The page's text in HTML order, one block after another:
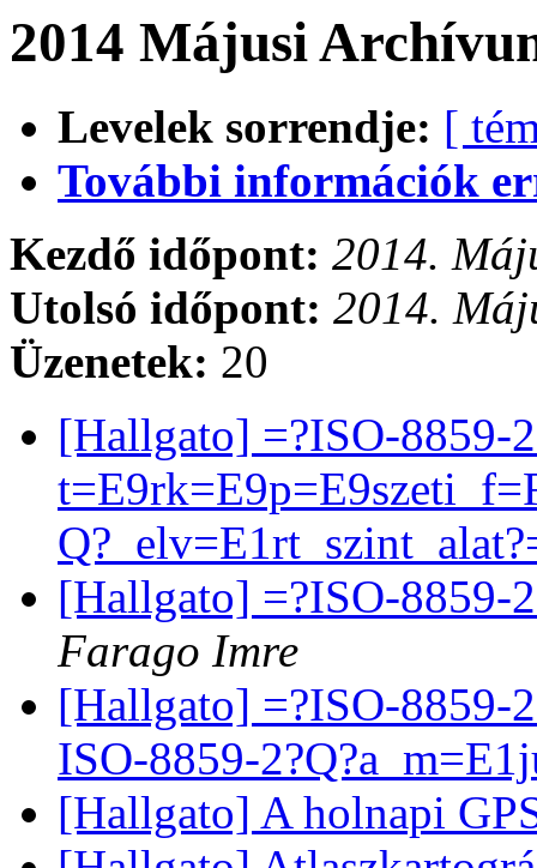
2014 Májusi
Levelek sorrendje: [
További információk
Kezdő időpont: 2014.
Utolsó időpont: 2014.
Üzenetek: 20
[Hallgato] =?ISO-8859-
[Hallgato] =?ISO-8859-
Farago Imre
[Hallgato] =?ISO-8859-
ISO-8859-
[Hallgato] A holnapi